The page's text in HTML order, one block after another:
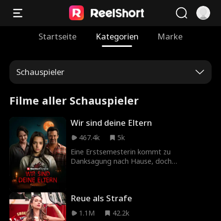
Startseite Kategorien Marke
Schauspieler
Filme aller Schauspieler
Wir sind deine Eltern
467.4k
5k
Eine Erstsemesterin kommt zu
Danksagung nach Hause, doch
Reue als Strafe
1.1M
42.2k